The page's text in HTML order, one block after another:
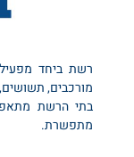
רשת ביחד
מורכבים, תשושים,
בתי הרשת
מתפשרת.